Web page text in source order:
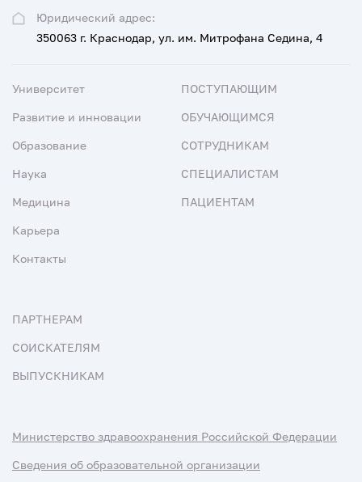
Юридический адрес:
350063 г. Краснодар, ул. им. Митрофана Седина, 4
Университет
Развитие и инновации
Образование
Наука
Медицина
Карьера
Контакты
ПОСТУПАЮЩИМ
ОБУЧАЮЩИМСЯ
СОТРУДНИКАМ
СПЕЦИАЛИСТАМ
ПАЦИЕНТАМ
ПАРТНЕРАМ
СОИСКАТЕЛЯМ
ВЫПУСКНИКАМ
Министерство здравоохранения Российской Федерации
Сведения об образовательной организации